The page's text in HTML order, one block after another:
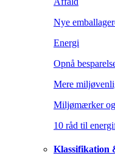
Nye
Energi
Opnå
Mere
Miljømærker
10 råd til